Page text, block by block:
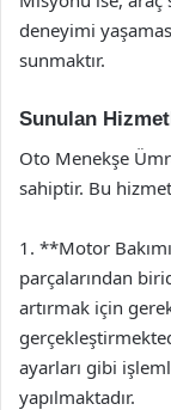
deneyimi
sunmaktır.
Sunulan
Oto Menekşe
sahiptir. Bu
1. **Motor
parçalarından
artırmak için
ayarları gibi
yapılmaktadır.